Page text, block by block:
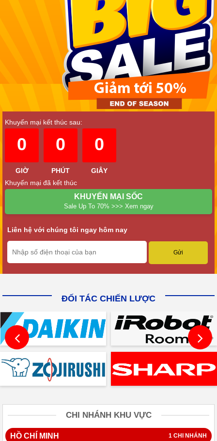
Khuyến mại kết thúc sau:
0
GIỜ
0
PHÚT
0
GIÂY
Khuyến mại đã kết thúc
KHUYẾN MẠI SỐC
Sale Up To 70% >>> Xem ngay
Liên hệ với chúng tôi ngay hôm nay
ĐỐI TÁC CHIẾN LƯỢC
CHI NHÁNH KHU VỰC
HỒ CHÍ MINH 1 CHI NHÁNH